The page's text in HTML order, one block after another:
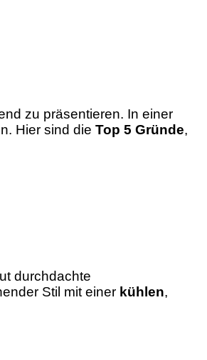
zu präsentieren. In einer
Hier sind die Top 5 Gründe,
durchdachte
Stil mit einer kühlen,